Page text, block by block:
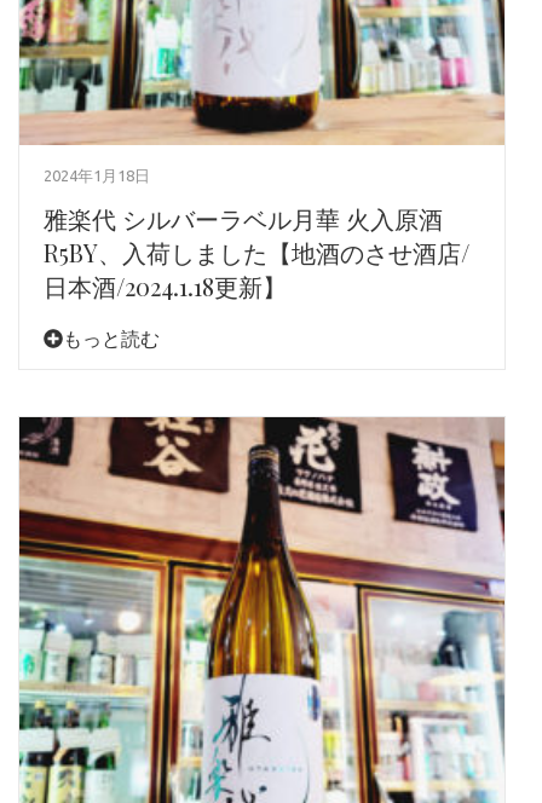
2024年1月18日
雅楽代 シルバーラベル月華 火入原酒
R5BY、入荷しました【地酒のさせ酒店/
日本酒/2024.1.18更新】
もっと読む